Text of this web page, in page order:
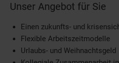
Unser Angebot für Sie
Einen zukunfts- und
Flexible Arbeitszeitmodelle
Urlaubs- und Weihnachtsgeld